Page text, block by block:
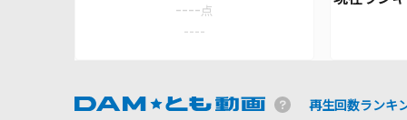
---- 点
----
再生回数ランキ